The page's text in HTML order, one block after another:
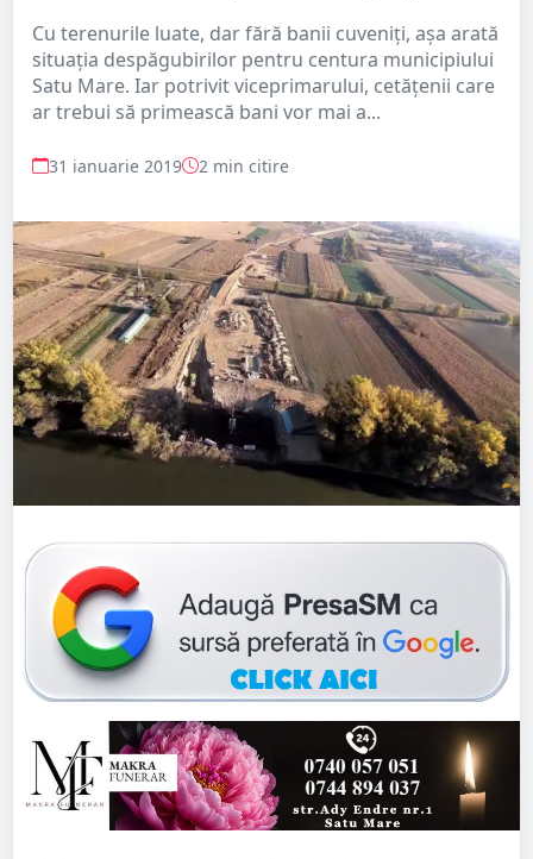
Cu terenurile luate, dar fără banii cuveniți, așa arată
situația despăgubirilor pentru centura municipiului
Satu Mare. Iar potrivit viceprimarului, cetățenii care
ar trebui să primească bani vor mai a...
31 ianuarie 2019 2 min citire